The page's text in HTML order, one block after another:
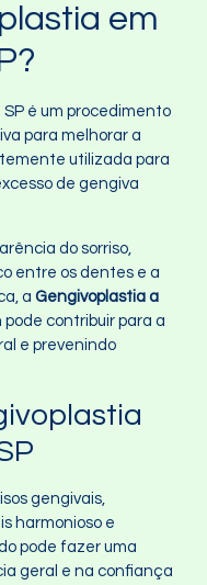
em
é um procedimento
para melhorar a
utilizada para
de gengiva
do sorriso,
entre os dentes e a
a Gengivoplastia a
contribuir para a
e prevenindo
gengivais,
harmonioso e
pode fazer uma
geral e na confiança